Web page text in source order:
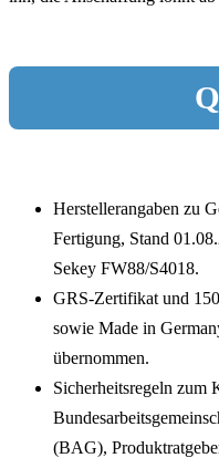
Herstellerangaben zu
Fertigung, Stand
Sekey FW88/S4018.
GRS-Zertifikat und
sowie Made in
übernommen.
Sicherheitsregeln zum
(BAG),